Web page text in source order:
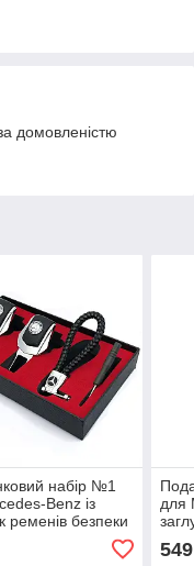
домовленістю
набір №1
Benz із
ременів безпеки
для
549